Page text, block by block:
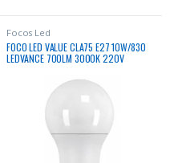
Focos Led
FOCO LED VALUE CLA75 E27 10W/830
LEDVANCE 700LM 3000K 220V